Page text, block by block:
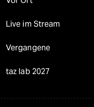
Live im Stream
Vergangene
taz lab 2027